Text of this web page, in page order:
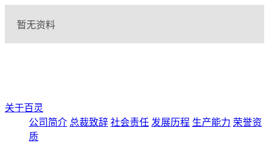
暂无资料
关于百灵
公司简介 总裁致辞 社会责任 发展历程 生产能力 荣誉资
质